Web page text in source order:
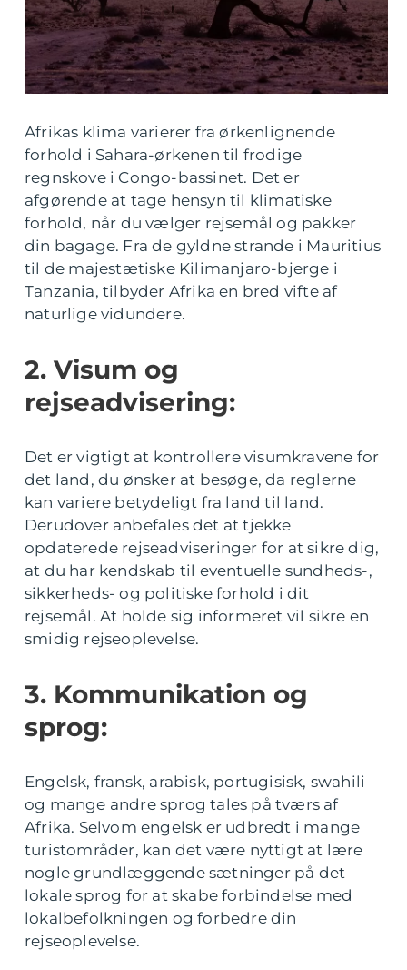
Afrikas klima varierer fra ørkenlignende
forhold i Sahara-ørkenen til frodige
regnskove i Congo-bassinet. Det er
afgørende at tage hensyn til klimatiske
forhold, når du vælger rejsemål og pakker
din bagage. Fra de gyldne strande i Mauritius
til de majestætiske Kilimanjaro-bjerge i
Tanzania, tilbyder Afrika en bred vifte af
naturlige vidundere.
2. Visum og
rejseadvisering:
Det er vigtigt at kontrollere visumkravene for
det land, du ønsker at besøge, da reglerne
kan variere betydeligt fra land til land.
Derudover anbefales det at tjekke
opdaterede rejseadviseringer for at sikre dig,
at du har kendskab til eventuelle sundheds-,
sikkerheds- og politiske forhold i dit
rejsemål. At holde sig informeret vil sikre en
smidig rejseoplevelse.
3. Kommunikation og
sprog:
Engelsk, fransk, arabisk, portugisisk, swahili
og mange andre sprog tales på tværs af
Afrika. Selvom engelsk er udbredt i mange
turistområder, kan det være nyttigt at lære
nogle grundlæggende sætninger på det
lokale sprog for at skabe forbindelse med
lokalbefolkningen og forbedre din
rejseoplevelse.